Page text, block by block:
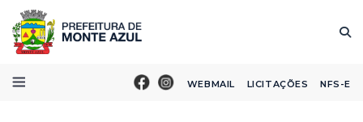
WEBMAIL LICITAÇÕES NFS-E